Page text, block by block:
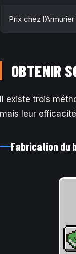
Prix chez l’Armurier
OBTENIR
Il existe trois
mais leur
Fabrication du